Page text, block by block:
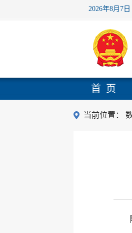
2026年8月7
首 页
当前位置：